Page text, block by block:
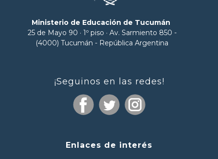
Ministerio de Educación de Tucumán
25 de Mayo 90 · 1º piso · Av. Sarmiento 850 -
(4000) Tucumán - República Argentina
¡Seguinos en las redes!
Enlaces de interés